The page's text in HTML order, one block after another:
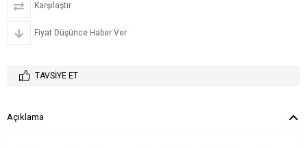
Karşılaştır
Fiyat Düşünce Haber Ver
TAVSIYE ET
Açıklama